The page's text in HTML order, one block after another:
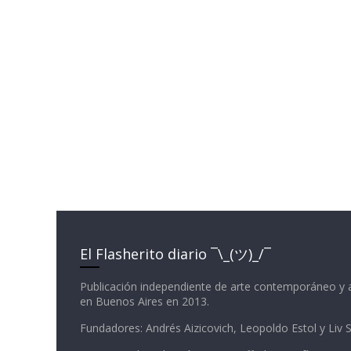
El Flasherito diario ¯\_(ツ)_/¯
Publicación independiente de arte contemporáneo y
en Buenos Aires en 2013.
Fundadores: Andrés Aizicovich, Leopoldo Estol y Liv